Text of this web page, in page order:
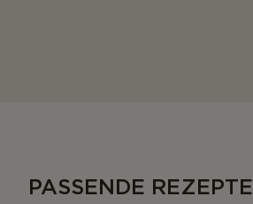
PASSENDE REZEPTE